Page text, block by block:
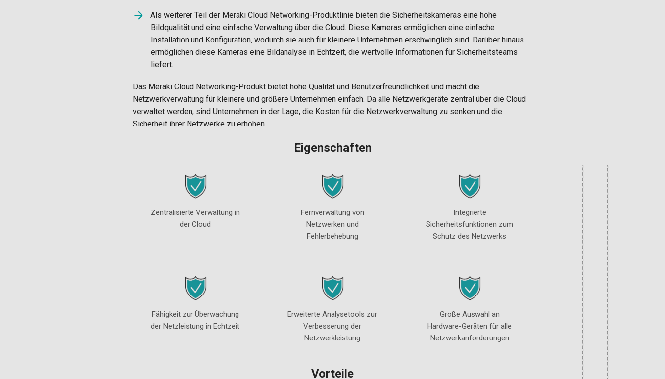
Als weiterer Teil der Meraki Cloud Networking-Produktlinie bieten die Sicherheitskameras eine hohe
Bildqualität und eine einfache Verwaltung über die Cloud. Diese Kameras ermöglichen eine einfache
Installation und Konfiguration, wodurch sie auch für kleinere Unternehmen erschwinglich sind. Darüber hinaus
ermöglichen diese Kameras eine Bildanalyse in Echtzeit, die wertvolle Informationen für Sicherheitsteams
liefert.
Das Meraki Cloud Networking-Produkt bietet hohe Qualität und Benutzerfreundlichkeit und macht die
Netzwerkverwaltung für kleinere und größere Unternehmen einfach. Da alle Netzwerkgeräte zentral über die Cloud
verwaltet werden, sind Unternehmen in der Lage, die Kosten für die Netzwerkverwaltung zu senken und die
Sicherheit ihrer Netzwerke zu erhöhen.
Eigenschaften
Zentralisierte Verwaltung in
der Cloud
Fernverwaltung von
Netzwerken und
Fehlerbehebung
Integrierte
Sicherheitsfunktionen zum
Schutz des Netzwerks
Fähigkeit zur Überwachung
der Netzleistung in Echtzeit
Erweiterte Analysetools zur
Verbesserung der
Netzwerkleistung
Große Auswahl an
Hardware-Geräten für alle
Netzwerkanforderungen
Vorteile